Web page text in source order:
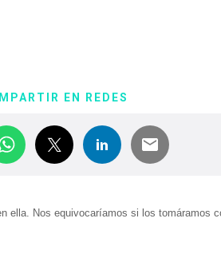
EN REDES
ella. Nos equivocaríamos si los tomáramos